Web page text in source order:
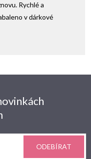
Rychlé a
v dárkové
ODEBÍRAT